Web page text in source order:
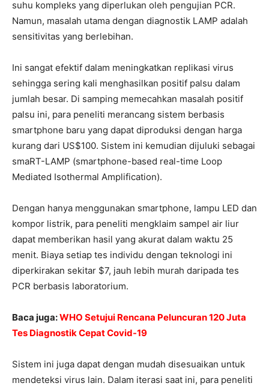
suhu kompleks yang diperlukan oleh pengujian PCR.
Namun, masalah utama dengan diagnostik LAMP adalah
sensitivitas yang berlebihan.
Ini sangat efektif dalam meningkatkan replikasi virus
sehingga sering kali menghasilkan positif palsu dalam
jumlah besar. Di samping memecahkan masalah positif
palsu ini, para peneliti merancang sistem berbasis
smartphone baru yang dapat diproduksi dengan harga
kurang dari US$100. Sistem ini kemudian dijuluki sebagai
smaRT-LAMP (smartphone-based real-time Loop
Mediated Isothermal Amplification).
Dengan hanya menggunakan smartphone, lampu LED dan
kompor listrik, para peneliti mengklaim sampel air liur
dapat memberikan hasil yang akurat dalam waktu 25
menit. Biaya setiap tes individu dengan teknologi ini
diperkirakan sekitar $7, jauh lebih murah daripada tes
PCR berbasis laboratorium.
Baca juga:WHO Setujui Rencana Peluncuran 120 Juta
Tes Diagnostik Cepat Covid-19
Sistem ini juga dapat dengan mudah disesuaikan untuk
mendeteksi virus lain. Dalam iterasi saat ini, para peneliti